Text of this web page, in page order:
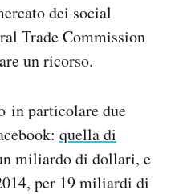
dei social
Trade Commission
un ricorso.
in particolare due
quella di
miliardo di dollari, e
per 19 miliardi di